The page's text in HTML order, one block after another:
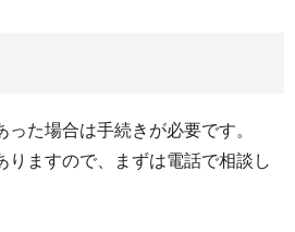
た場合は手続きが必要です。
りますので、まずは電話で相談し